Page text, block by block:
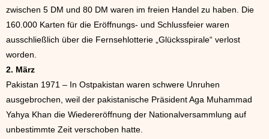
zwischen 5 DM und 80 DM waren im freien Handel zu haben. Die
160.000 Karten für die Eröffnungs- und Schlussfeier waren
ausschließlich über die Fernsehlotterie „Glücksspirale“ verlost
worden.
2. März
Pakistan 1971 – In Ostpakistan waren schwere Unruhen
ausgebrochen, weil der pakistanische Präsident Aga Muhammad
Yahya Khan die Wiedereröffnung der Nationalversammlung auf
unbestimmte Zeit verschoben hatte.